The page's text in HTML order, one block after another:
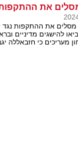
את ההתקפות
מסלים את ההתקפות
להישגים מדיניים ובראשם
מעריכים כי חזבאללה